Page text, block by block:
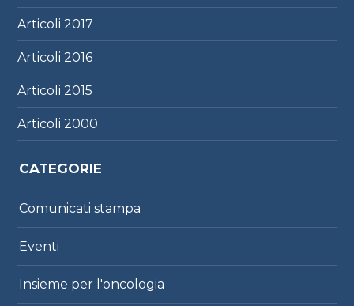
Articoli2017
Articoli2016
Articoli2015
Articoli2000
CATEGORIE
Comunicati stampa
Eventi
Insieme per l'oncologia